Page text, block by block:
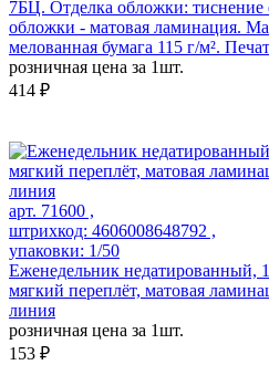
7БЦ. Отделка обложки:
обложки - матовая ламинация.
мелованная бумага 115 г/м².
розничная цена за 1шт.
414 ₽
арт. 71600 ,
штрихкод: 4606008648792 ,
упаковки: 1/50
Еженедельник недатированный,
мягкий переплёт, матовая
линия
розничная цена за 1шт.
153 ₽